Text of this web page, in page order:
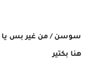
سوسن / من غير بس يا
هنا بكتير